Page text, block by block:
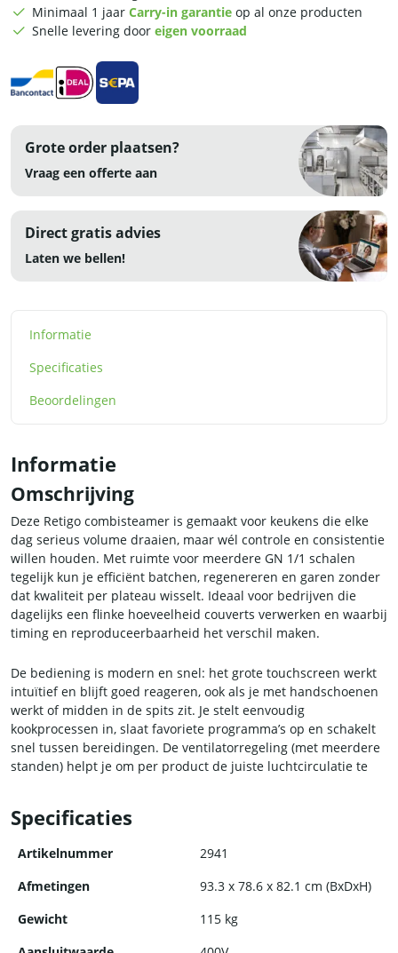
Minimaal 1 jaar Carry-in garantie op al onze producten
Snelle levering door eigen voorraad
Grote order plaatsen?
Vraag een offerte aan
Direct gratis advies
Laten we bellen!
Informatie
Specificaties
Beoordelingen
Informatie
Omschrijving
Deze Retigo combisteamer is gemaakt voor keukens die elke
dag serieus volume draaien, maar wél controle en consistentie
willen houden. Met ruimte voor meerdere GN 1/1 schalen
tegelijk kun je efficiënt batchen, regenereren en garen zonder
dat kwaliteit per plateau wisselt. Ideaal voor bedrijven die
dagelijks een flinke hoeveelheid couverts verwerken en waarbij
timing en reproduceerbaarheid het verschil maken.
De bediening is modern en snel: het grote touchscreen werkt
intuïtief en blijft goed reageren, ook als je met handschoenen
werkt of midden in de spits zit. Je stelt eenvoudig
kookprocessen in, slaat favoriete programma’s op en schakelt
snel tussen bereidingen. De ventilatorregeling (met meerdere
standen) helpt je om per product de juiste luchtcirculatie te
Ook aan schoonmaak en energieverbruik is gedacht. Het
poetswerk grotendeels uit handen, terwijl de goed geïsoleerde
deurconstructie warmte beter binnenhoudt. Dat merk je in
warme keuken en minder onnodig energieverlies. Via
Specificaties
Artikelnummer
2941
Afmetingen
93.3 x 78.6 x 82.1 cm (BxDxH)
Gewicht
115 kg